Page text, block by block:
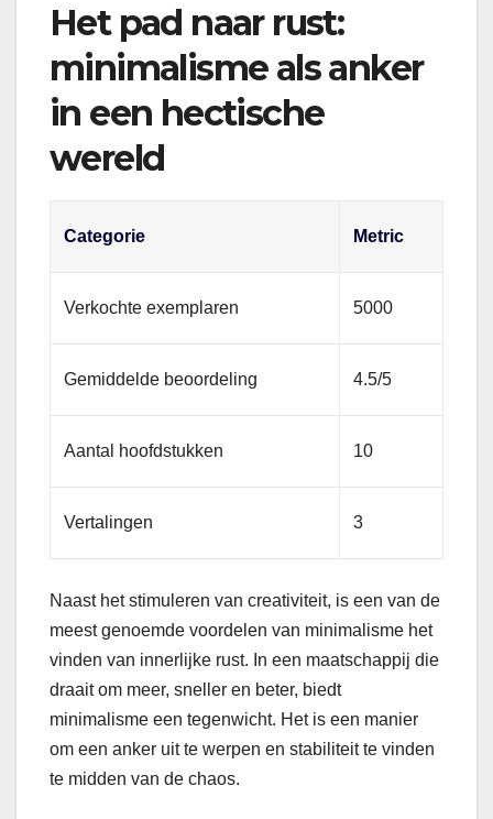
Het pad naar rust:
minimalisme als anker
in een hectische
wereld
Categorie Metric
Verkochte exemplaren 5000
Gemiddelde beoordeling 4.5/5
Aantal hoofdstukken 10
Vertalingen 3
Naast het stimuleren van creativiteit, is een van de
meest genoemde voordelen van minimalisme het
vinden van innerlijke rust. In een maatschappij die
draait om meer, sneller en beter, biedt
minimalisme een tegenwicht. Het is een manier
om een anker uit te werpen en stabiliteit te vinden
te midden van de chaos.